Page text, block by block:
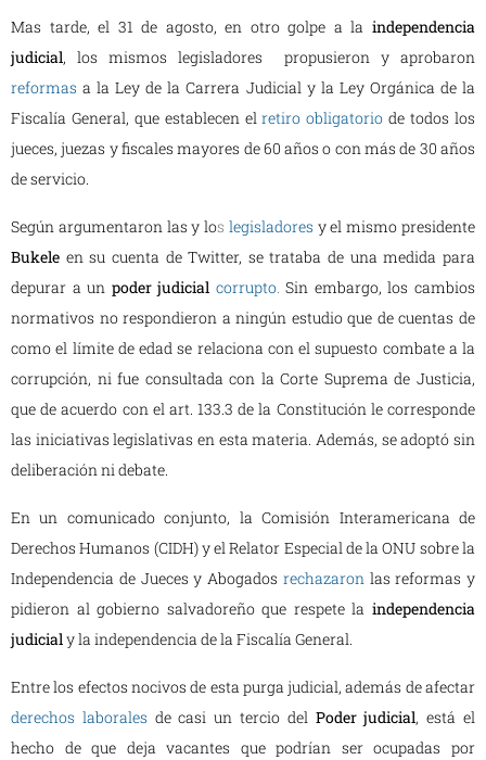
Mas tarde, el 31 de agosto, en otro golpe a la independencia
judicial, los mismos legisladores propusieron y aprobaron
reformas a la Ley de la Carrera Judicial y la Ley Orgánica de la
Fiscalía General, que establecen el retiro obligatorio de todos los
jueces, juezas y fiscales mayores de 60 años o con más de 30 años
de servicio.
Según argumentaron las y los legisladores y el mismo presidente
Bukele en su cuenta de Twitter, se trataba de una medida para
depurar a un poder judicial corrupto. Sin embargo, los cambios
normativos no respondieron a ningún estudio que de cuentas de
como el límite de edad se relaciona con el supuesto combate a la
corrupción, ni fue consultada con la Corte Suprema de Justicia,
que de acuerdo con el art. 133.3 de la Constitución le corresponde
las iniciativas legislativas en esta materia. Además, se adoptó sin
deliberación ni debate.
En un comunicado conjunto, la Comisión Interamericana de
Derechos Humanos (CIDH) y el Relator Especial de la ONU sobre la
Independencia de Jueces y Abogados rechazaronlas reformas y
pidieron al gobierno salvadoreño que respete la independencia
judicialy la independencia de la Fiscalía General.
Entre los efectos nocivos de esta purga judicial, además de afectar
derechos laborales de casi un tercio del Poder judicial, está el
hecho de que deja vacantes que podrían ser ocupadas por